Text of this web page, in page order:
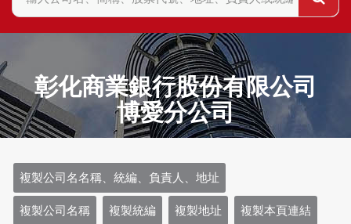
彰化商業銀行股份有限公司
博愛分公司
複製公司名名稱、統編、負責人、地址
複製公司名稱 複製統編 複製地址 複製本頁連結